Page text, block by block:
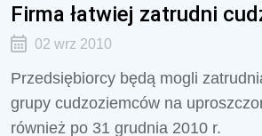
Firma łatwiej zatrudni
02 wrz 2010
Przedsiębiorcy będą mogli
grupy cudzoziemców na
również po 31 grudnia 2010 r.